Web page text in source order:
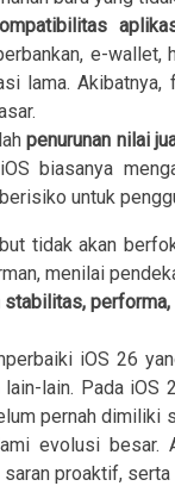
e-wallet,
lama.
penurunan nilai
biasanya
untuk
tidak akan
menilai
stabilitas,
iOS 26
lain-lain. Pada
pernah
evolusi
proaktif,